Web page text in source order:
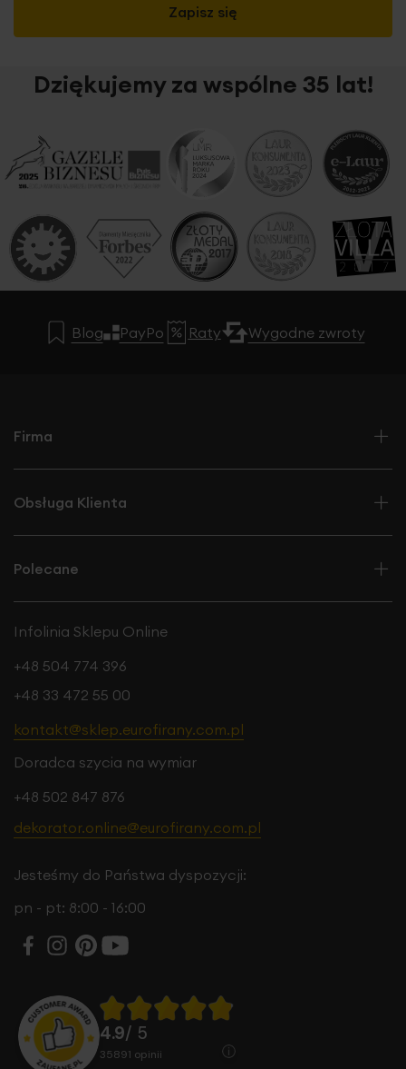
Zapisz się
Dziękujemy za wspólne 35 lat!
Blog PayPo Raty Wygodne zwroty
Firma
Obsługa Klienta
Polecane
Infolinia Sklepu Online
+48 504 774 396
+48 33 472 55 00
kontakt@sklep.eurofirany.com.pl
Doradca szycia na wymiar
+48 502 847 876
dekorator.online@eurofirany.com.pl
Jesteśmy do Państwa dyspozycji:
pn - pt: 8:00 - 16:00
4.9/ 5
35891 opinii